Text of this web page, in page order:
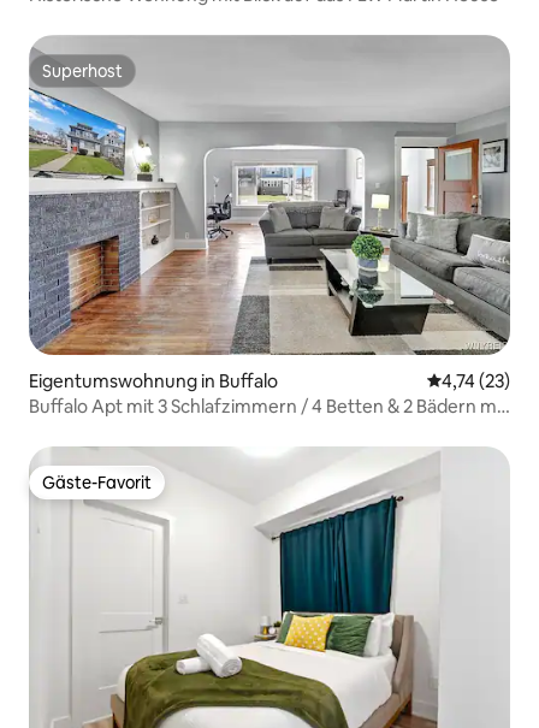
Superhost
Superhost
Eigentumswohnung in Buffalo
4,74 (23)
Buffalo Apt mit 3 Schlafzimmern / 4 Betten & 2 Bädern mit
Gäste-Favorit
Gäste-Favorit